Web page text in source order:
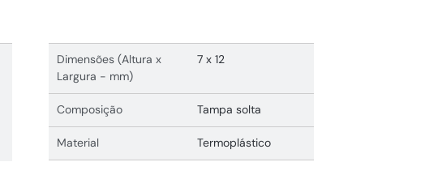
Dimensões (Altura x
Largura - mm)
7 x 12
Composição Tampa solta
Material Termoplástico